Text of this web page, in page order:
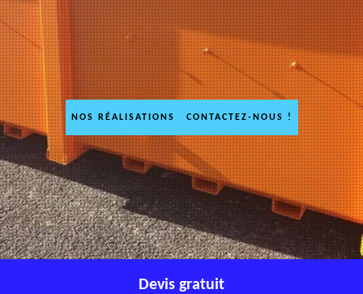
NOS RÉALISATIONS CONTACTEZ-NOUS !
Devis gratuit